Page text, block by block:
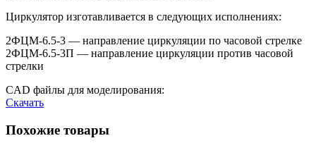
Циркулятор изготавливается в следующих исполнениях:
2ФЦМ-6.5-3 — направление циркуляции по часовой стрелке
2ФЦМ-6.5-3П — направление циркуляции против часовой
стрелки
CAD файлы для моделирования:
Скачать
Похожие товары